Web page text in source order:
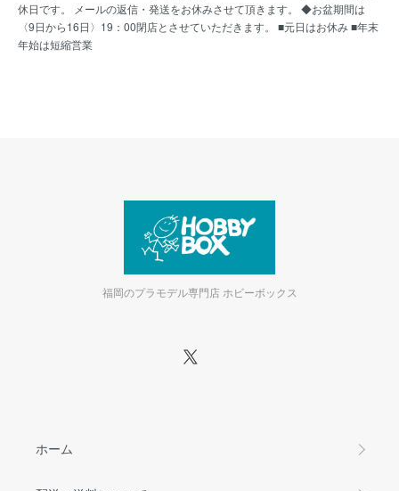
休日です。 メールの返信・発送をお休みさせて頂きます。 ◆お盆期間は
〈9日から16日〉19：00閉店とさせていただきます。 ■元日はお休み ■年末
年始は短縮営業
福岡のプラモデル専門店 ホビーボックス
ホーム